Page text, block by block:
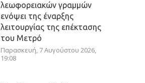
λεωφορειακών γραμμών
ενόψει της έναρξης
λειτουργίας της επέκτασης
του Μετρό
Παρασκευή, 7 Αυγούστου 2026,
19:08